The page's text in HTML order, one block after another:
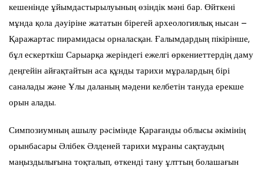
кешенінде ұйымдастырылуының өзіндік мәні бар. Өйткені
мұнда қола дәуіріне жататын бірегей археологиялық нысан –
Қаражартас пирамидасы орналасқан. Ғалымдардың пікірінше,
бұл ескерткіш Сарыарқа жеріндегі ежелгі өркениеттердің даму
деңгейін айғақтайтын аса құнды тарихи мұралардың бірі
саналады және Ұлы даланың мәдени келбетін тануда ерекше
орын алады.
Симпозиумның ашылу рәсімінде Қарағанды облысы әкімінің
орынбасары Әлібек Әлденей тарихи мұраны сақтаудың
маңыздылығына тоқталып, өткенді тану ұлттың болашағын